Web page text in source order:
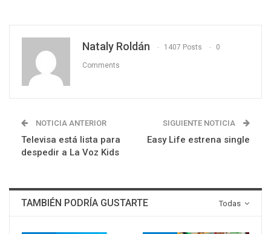
Nataly Roldán 1407 Posts 0
Comments
NOTICIA ANTERIOR
Televisa está lista para
despedir a La Voz Kids
SIGUIENTE NOTICIA
Easy Life estrena single
Todas
TAMBIÉN PODRÍA GUSTARTE